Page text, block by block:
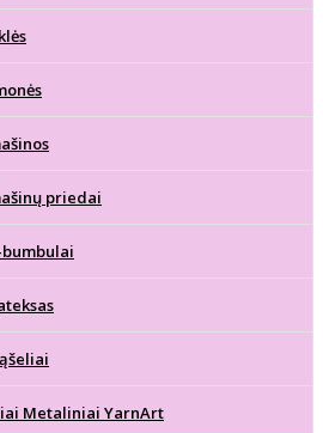
priedai
bumbulai
Metaliniai YarnArt